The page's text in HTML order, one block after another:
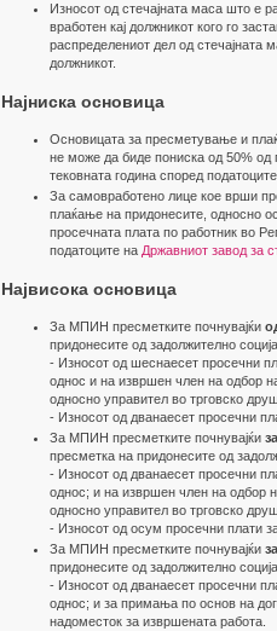
Износот од стечaјната маса што е
вработен кај должникот кого го
распределениот дел од стечaјната
должникот.
Најниска основица
Основицата за пресметување и
не може да биде пониска од 50% од
тековната година според
За самовработено лице кое врши
плаќање на придонесите, односно
просечната плата по работник во
податоците на Државниот завод за
Највисока основица
За МПИН пресметките почнувајќи
придонесите од задолжително
- Износот од шеснаесет просечни
однос и на извршен член на одбор
односно управител во трговско
- Износот од дванаесет просечни
За МПИН пресметките почнувајќи
пресметка на придонесите од
- Износот од дванаесет просечни
однос; и на извршен член на одбор
односно управител во трговско
- Износот од осум просечни плати
За МПИН пресметките почнувајќи
придонесите од задолжително
- Износот од дванаесет просечни
однос; и за примања по основ на
надоместок за извршената работа.